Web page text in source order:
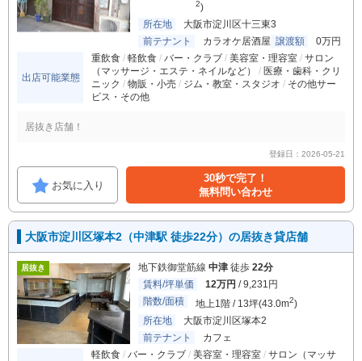
2)
所在地
大阪市淀川区十三東3
前テナント
カラオケ居酒屋 譲渡額 0万円
出店可能業態
重飲食 軽飲食 バー・クラブ 美容室・理容室
サロン
（マッサージ・エステ・ネイルなど）
医療・歯科・クリ
ニック
物販・小売 ジム・教室・スタジオ
その他サー
ビス・その他
居抜き店舗！
登録日：2026-05-21
お気に入り
30秒で完了！
無料問い合わせ
大阪市淀川区塚本2（中津駅 徒歩22分）の居抜き貸店舗
居抜き 地下鉄御堂筋線 中津 徒歩 22分
賃料/坪単価
12万円 / 9,231円
階数/面積
地上1階 / 13坪(43.0m2)
所在地
大阪市淀川区塚本2
前テナント
カフェ
軽飲食 バー・クラブ 美容室・理容室
サロン（マッサ